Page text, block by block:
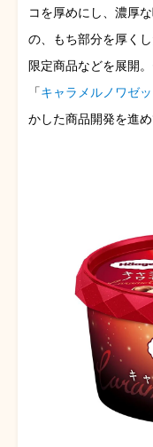
コを厚めにし、濃厚
の、もち部分を厚く
限定商品などを展開
「キャラメルノワゼッ
かした商品開発を進め